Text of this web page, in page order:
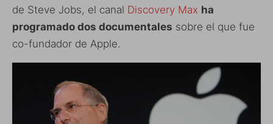
de Steve Jobs, el canal Discovery Max ha
programado dos documentales sobre el que fue
co-fundador de Apple.